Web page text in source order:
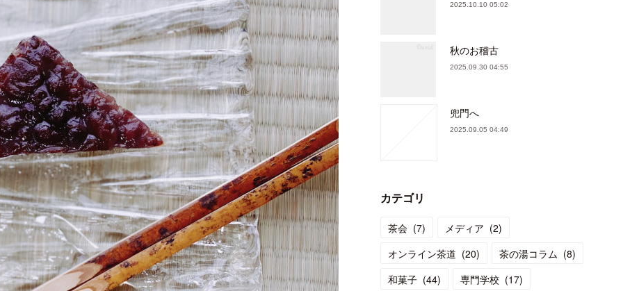
2025.10.10 05:02
秋のお稽古
2025.09.30 04:55
兜門へ
2025.09.05 04:49
カテゴリ
茶会 (7) メディア (2)
オンライン茶道 (20) 茶の湯コラム (8)
和菓子 (44) 専門学校 (17)